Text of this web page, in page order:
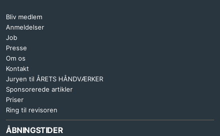
Bliv medlem
Anmeldelser
Job
Presse
Om os
Kontakt
Juryen til ÅRETS HÅNDVÆRKER
Sponsorerede artikler
Priser
Ring til revisoren
ÅBNINGSTIDER